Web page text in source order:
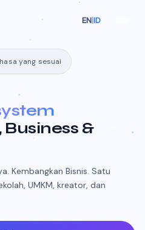
EN|ID
yang sesuai
&
Kembangkan Bisnis. Satu
UMKM, kreator, dan